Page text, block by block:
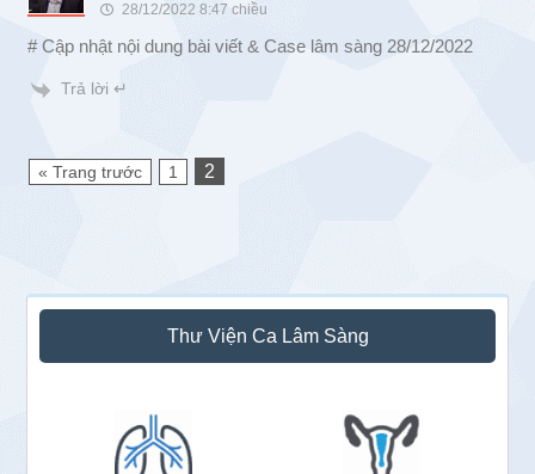
28/12/2022 8:47 chiều
# Cập nhật nội dung bài viết & Case lâm sàng 28/12/2022
Trả lời ↵
« Trang trước 1 2
Sidebar
chính
Thư Viện Ca Lâm Sàng